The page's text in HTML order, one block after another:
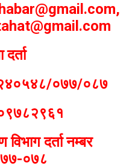
२४०५४८/०७७/०८७
दर्ता नम्बर
०७८